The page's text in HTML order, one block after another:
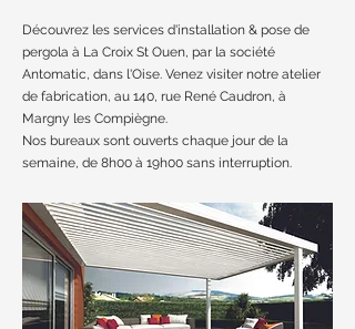
Découvrez les services d'installation & pose de
pergola à La Croix St Ouen, par la société
Antomatic, dans l'Oise. Venez visiter notre atelier
de fabrication, au 140, rue René Caudron, à
Margny les Compiègne.
Nos bureaux sont ouverts chaque jour de la
semaine, de 8h00 à 19h00 sans interruption.